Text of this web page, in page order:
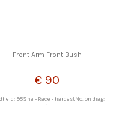
Front Arm Front Bush
€ 90
95Sha - Race - hardestNo. on diag:
1